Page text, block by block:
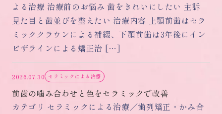
よる治療 治療前のお悩み 歯をきれいにしたい 主訴
見た目と歯並びを整えたい 治療内容 上顎前歯はセラ
ミッククラウンによる補綴、下顎前歯は3年後にイン
ビザラインによる矯正治 […]
2026.07.30 セラミックによる治療
前歯の噛み合わせと色をセラミックで改善
カテゴリ セラミックによる治療／歯列矯正・かみ合